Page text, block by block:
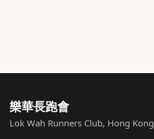
樂華長跑會
Lok Wah Runners Club, Hong Kong